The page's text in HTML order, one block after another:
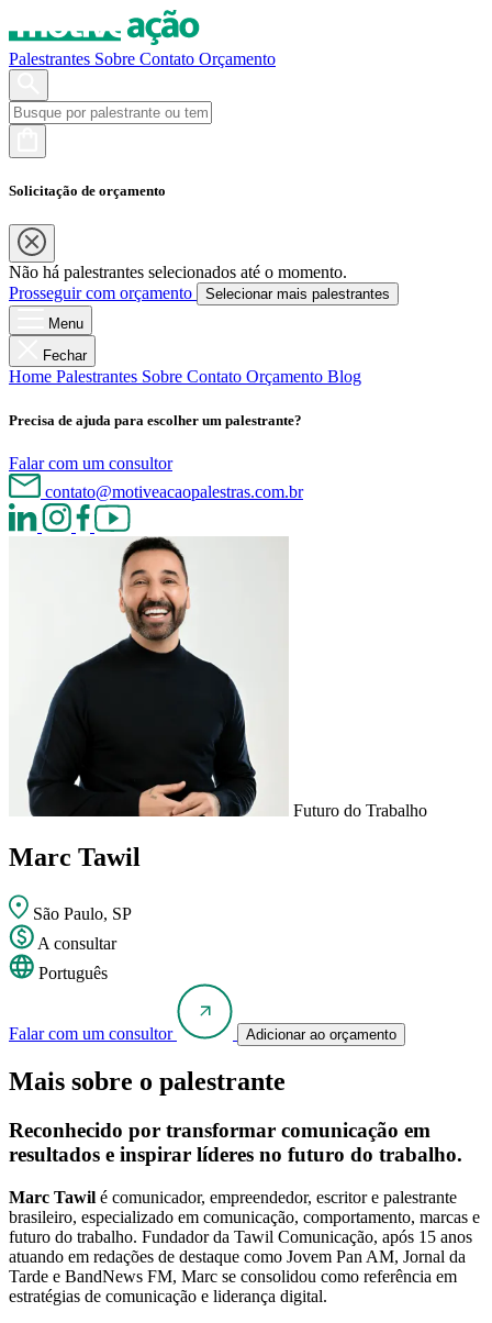
Palestrantes Sobre Contato Orçamento
Solicitação de orçamento
Não há palestrantes selecionados até o momento.
Prosseguir com orçamento
Selecionar mais palestrantes
Menu
Fechar
Home Palestrantes Sobre Contato Orçamento Blog
Precisa de ajuda para escolher um palestrante?
Falar com um consultor
contato@motiveacaopalestras.com.br
Futuro do Trabalho
Marc Tawil
São Paulo, SP
A consultar
Português
Falar com um consultor Adicionar ao orçamento
Mais sobre o palestrante
Reconhecido por transformar comunicação em
resultados e inspirar líderes no futuro do trabalho.
Marc Tawil é comunicador, empreendedor, escritor e palestrante
brasileiro, especializado em comunicação, comportamento, marcas e
futuro do trabalho. Fundador da Tawil Comunicação, após 15 anos
atuando em redações de destaque como Jovem Pan AM, Jornal da
Tarde e BandNews FM, Marc se consolidou como referência em
estratégias de comunicação e liderança digital.